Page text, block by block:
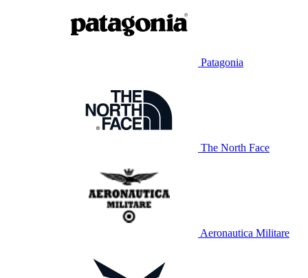
Patagonia
The North Face
Aeronautica Militare